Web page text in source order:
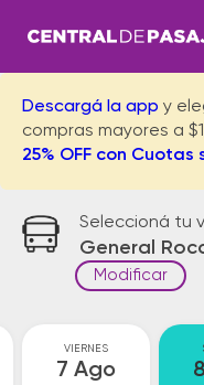
Descargá la app y
compras mayores a
25% OFF con Cuotas
Seleccioná tu
General
Modificar
VIERNES
7 Ago